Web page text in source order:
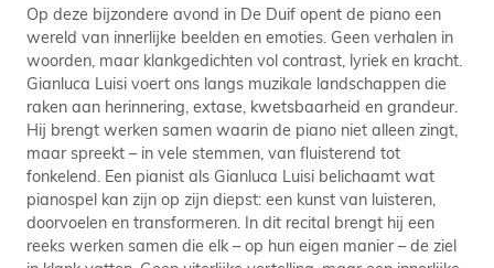
Op deze bijzondere avond in De Duif opent de piano een
wereld van innerlijke beelden en emoties. Geen verhalen in
woorden, maar klankgedichten vol contrast, lyriek en kracht.
Gianluca Luisi voert ons langs muzikale landschappen die
raken aan herinnering, extase, kwetsbaarheid en grandeur.
Hij brengt werken samen waarin de piano niet alleen zingt,
maar spreekt – in vele stemmen, van fluisterend tot
fonkelend. Een pianist als Gianluca Luisi belichaamt wat
pianospel kan zijn op zijn diepst: een kunst van luisteren,
doorvoelen en transformeren. In dit recital brengt hij een
reeks werken samen die elk – op hun eigen manier – de ziel